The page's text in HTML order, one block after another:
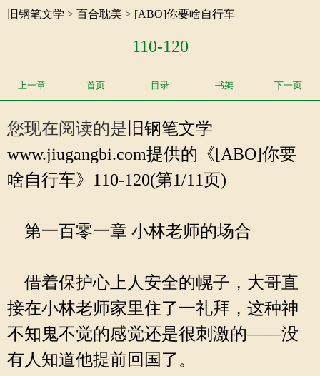
旧钢笔文学 > 百合耽美 > [ABO]你要啥自行车
110-120
上一章 首页 目录 书架 下一页
您现在阅读的是 旧钢笔文学
www.jiugangbi.com提供的《[ABO]你要
啥自行车》110-120(第1/11页)
第一百零一章 小林老师的场合
借着保护心上人安全的幌子，大哥直
接在小林老师家里住了一礼拜，这种神
不知鬼不觉的感觉还是很刺激的——没
有人知道他提前回国了。